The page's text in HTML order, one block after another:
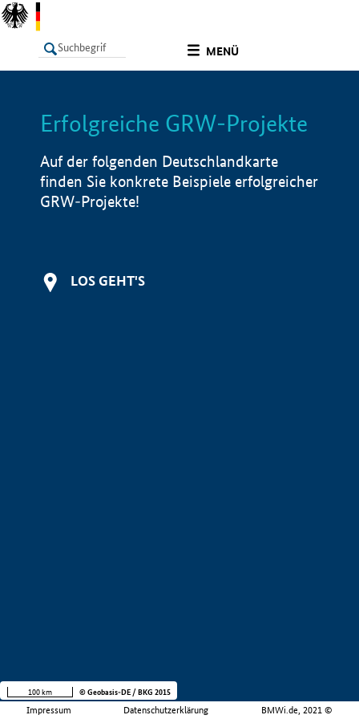
MENÜ
LISTE Info
Erfolgreiche GRW-Projekte
Auf der folgenden Deutschlandkarte
finden Sie konkrete Beispiele erfolgreicher
GRW-Projekte!
LOS GEHT'S
Impressum Datenschutzerklärung BMWi.de, 2021 ©
100 km © Geobasis-DE / BKG 2015